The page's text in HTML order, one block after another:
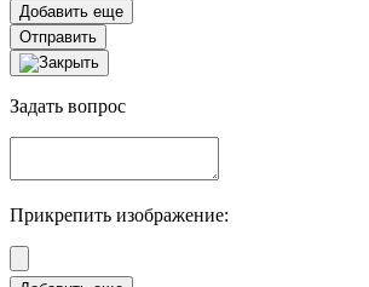
Отправить
Задать вопрос
Прикрепить изображение: